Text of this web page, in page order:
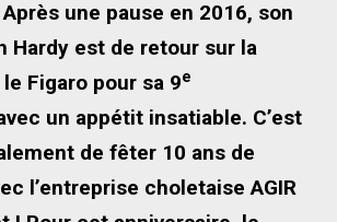
une pause en 2016, son
Hardy est de retour sur la
Figaro pour sa 9e
un appétit insatiable. C’est
de fêter 10 ans de
l’entreprise choletaise AGIR